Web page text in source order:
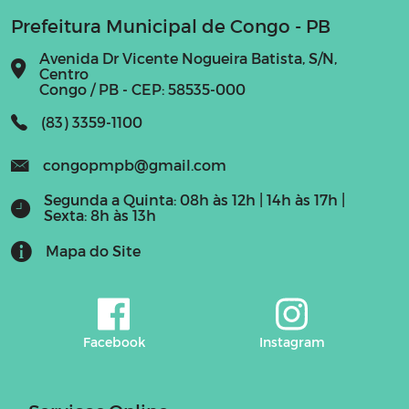
Prefeitura Municipal de Congo - PB
Avenida Dr Vicente Nogueira Batista, S/N,
Centro
Congo / PB - CEP: 58535-000
(83) 3359-1100
congopmpb@gmail.com
Segunda a Quinta: 08h às 12h | 14h às 17h |
Sexta: 8h às 13h
Mapa do Site
Facebook Instagram